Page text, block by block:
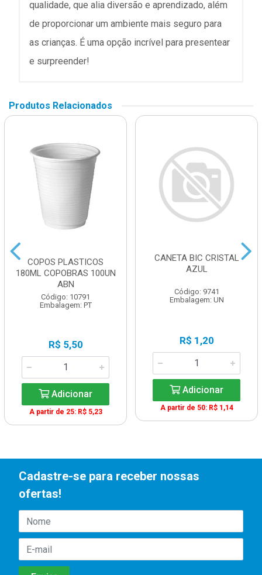
qualidade, que alia diversão e aprendizado, além
de proporcionar um ambiente mais seguro para
as crianças. É uma opção incrível para presentear
e surpreender!
Produtos Relacionados
COPOS PLASTICOS
180ML COPOBRAS 100UN
ABN
Código: 10791
Embalagem: PT
R$ 5,50
Adicionar
A partir de 25: R$ 5,23
CANETA BIC CRISTAL
AZUL
Código: 9741
Embalagem: UN
R$ 1,20
Adicionar
A partir de 50: R$ 1,14
Cadastre-se para receber nossas
ofertas!